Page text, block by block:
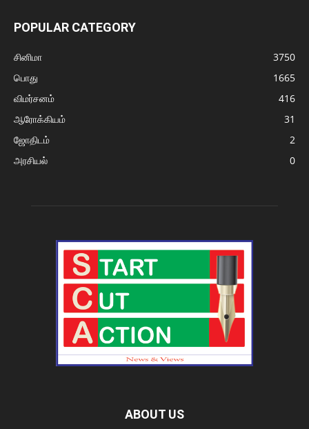
POPULAR CATEGORY
சினிமா
3750
பொது
1665
விமர்சனம்
416
ஆரோக்கியம்
31
ஜோதிடம்
2
அரசியல்
0
ABOUT US